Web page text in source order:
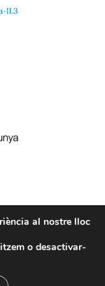
web:
al nostre lloc
o desactivar-